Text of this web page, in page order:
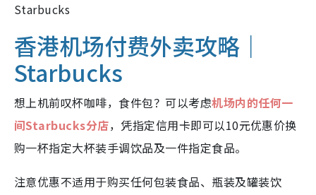
Starbucks
香港机场付费外卖攻略｜
Starbucks
想上机前叹杯咖啡，食件包？可以考虑机场内的任何一
间Starbucks分店，凭指定信用卡即可以10元优惠价换
购一杯指定大杯装手调饮品及一件指定食品。
注意优惠不适用于购买任何包装食品、瓶装及罐装饮